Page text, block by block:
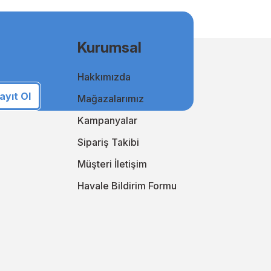
kullanıcılar için uygun fiyatlı ve kaliteli baskılar elde
takip ederek online alışveriş deneyiminizi sürekli
keşfedin!
Ol
Kurumsal
Hakkımızda
Mağazalarımız
Kampanyalar
Sipariş Takibi
Müşteri İletişim
Havale Bildirim Formu